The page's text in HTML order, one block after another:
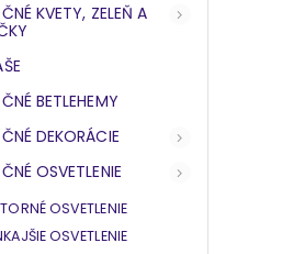
KVETY, ZELEŇ A
BETLEHEMY
DEKORÁCIE
OSVETLENIE
OSVETLENIE
OSVETLENIE